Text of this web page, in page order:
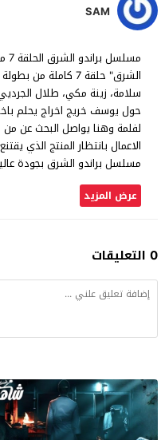
SAM
الشرق" حلقة 7
سلامة، زينة مكي، طلال
حول يوسف خريج اخراج يحلم
لفلمة وهنا يواصل البحث عن من
مسلسل براندو الشرق بجودة
عرض المزيد
0 التعليقات